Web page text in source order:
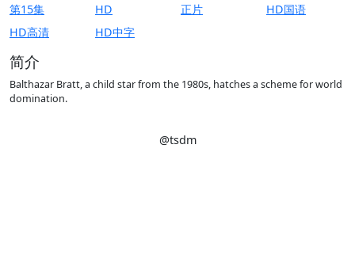
第15集 HD 正片
HD国语
HD高清
HD中字
简介
Balthazar Bratt, a child star from the 1980s, hatches a scheme for world
domination.
@tsdm